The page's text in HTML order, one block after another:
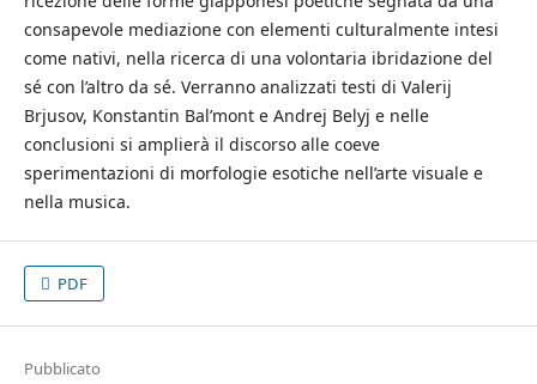
consapevole mediazione con elementi culturalmente intesi
come nativi, nella ricerca di una volontaria ibridazione del
sé con l’altro da sé. Verranno analizzati testi di Valerij
Brjusov, Konstantin Bal’mont e Andrej Belyj e nelle
conclusioni si amplierà il discorso alle coeve
sperimentazioni di morfologie esotiche nell’arte visuale e
nella musica.
PDF
Pubblicato